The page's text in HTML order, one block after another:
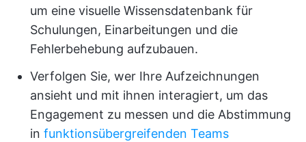
um eine visuelle Wissensdatenbank für
Schulungen, Einarbeitungen und die
Fehlerbehebung aufzubauen.
Verfolgen Sie, wer Ihre Aufzeichnungen
ansieht und mit ihnen interagiert, um das
Engagement zu messen und die Abstimmung
in funktionsübergreifenden Teams